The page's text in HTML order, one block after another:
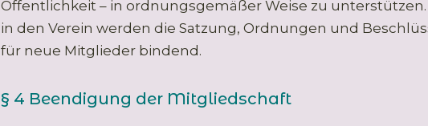
Öffentlichkeit – in ordnungsgemäßer Weise zu
in den Verein werden die Satzung, Ordnungen und
für neue Mitglieder bindend.
§ 4 Beendigung der Mitgliedschaft